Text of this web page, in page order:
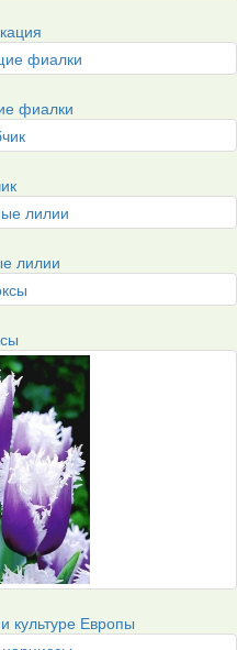
фиалки
лилии
культуре Европы